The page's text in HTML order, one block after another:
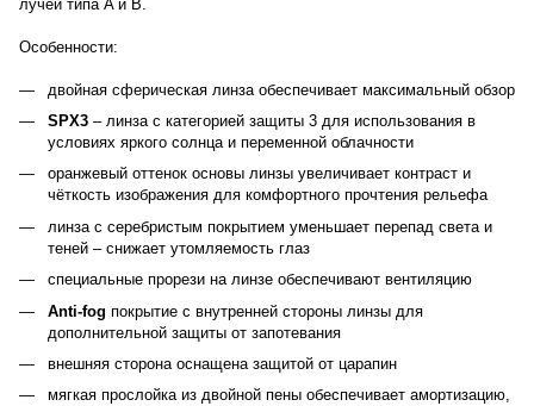
лучей типа A и B.
Особенности:
двойная сферическая линза обеспечивает максимальный обзор
SPX3 – линза с категорией защиты 3 для использования в
условиях яркого солнца и переменной облачности
оранжевый оттенок основы линзы увеличивает контраст и
чёткость изображения для комфортного прочтения рельефа
линза с серебристым покрытием уменьшает перепад света и
теней – снижает утомляемость глаз
специальные прорези на линзе обеспечивают вентиляцию
Anti-fog покрытие с внутренней стороны линзы для
дополнительной защиты от запотевания
внешняя сторона оснащена защитой от царапин
мягкая прослойка из двойной пены обеспечивает амортизацию,